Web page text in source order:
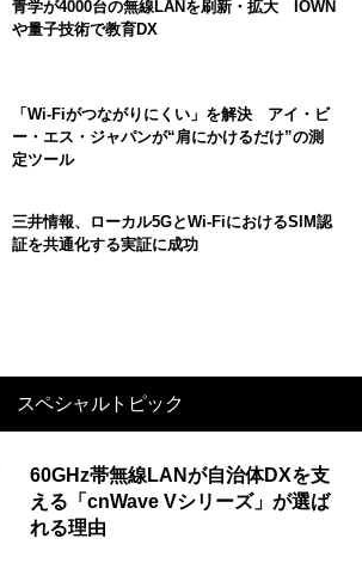
青学が4000台の無線LANを刷新・拡大 IOWN
や量子技術で教育DX
「Wi-Fiがつながりにくい」を解決 アイ・ビ
ー・エス・ジャパンが“肩にかけるだけ”の測
定ツール
三井情報、ローカル5GとWi‑FiにおけるSIM認
証を共通化する実証に成功
スペシャルトピック
60GHz帯無線LANが自治体DXを支
える「cnWave Vシリーズ」が選ば
れる理由